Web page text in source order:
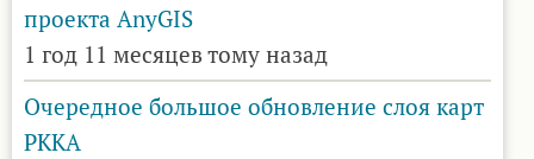
проекта AnyGIS
1 год 11 месяцев тому назад
Очередное большое обновление слоя карт
РККА